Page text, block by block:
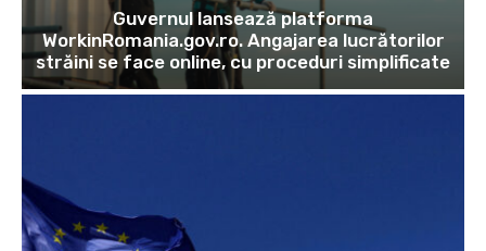
Guvernul lansează platforma
WorkinRomania.gov.ro. Angajarea lucrătorilor
străini se face online, cu proceduri simplificate